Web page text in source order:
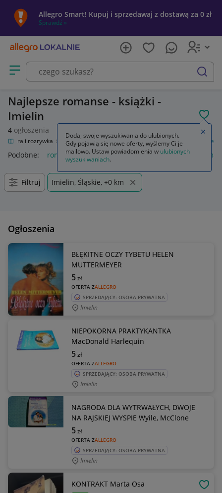
Allegro Smart! Kupuj i sprzedawaj z dostawą za 0 zł
Sprawdź »
Otwórz menu z kategoriami
szukaj
Najlepsze romanse - książki -
Imielin
4 ogłoszenia
Kultura i rozrywka Książki Literatura obyczajowa, erotyczna Romanse
Podobne: romanse książki romanse książki używane
Filtruj Imielin, Śląskie, +0 km
Ogłoszenia
BŁĘKITNE OCZY TYBETU HELEN
MUTTERMEYER
OFERTA ZALLEGRO
5zł
SPRZEDAJĄCY: OSOBA PRYWATNA
Imielin
NIEPOKORNA PRAKTYKANTKA
MacDonald Harlequin
OFERTA ZALLEGRO
5zł
SPRZEDAJĄCY: OSOBA PRYWATNA
Imielin
NAGRODA DLA WYTRWAŁYCH, DWOJE
NA RAJSKIEJ WYSPIE Wyile, McClone
OFERTA ZALLEGRO
5zł
SPRZEDAJĄCY: OSOBA PRYWATNA
Imielin
KONTRAKT Marta Osa
Dodaj swoje wyszukiwania do ulubionych.
Gdy pojawią się nowe oferty, wyślemy Ci je
mailowo. Ustaw powiadomienia w ulubionych
wyszukiwaniach.